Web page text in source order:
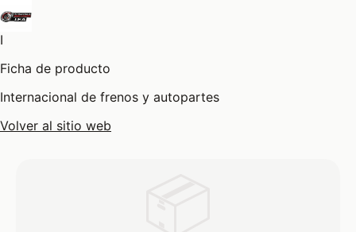
I
Ficha de producto
Internacional de frenos y autopartes
Volver al sitio web